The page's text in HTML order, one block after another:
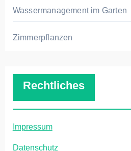
Wassermanagement im Garten
Zimmerpflanzen
Rechtliches
Impressum
Datenschutz